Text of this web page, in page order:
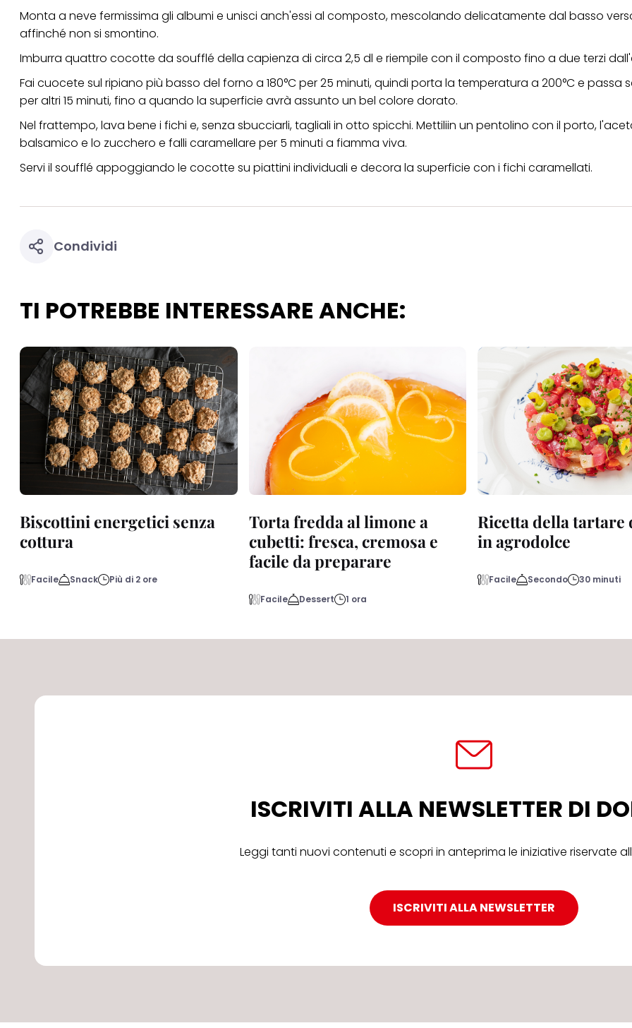
Monta a neve fermissima gli albumi e unisci anch'essi al composto, mescolando delicatamente dal basso
affinché non si smontino.
Imburra quattro cocotte da soufflé della capienza di circa 2,5 dl e riempile con il composto fino a due terzi
Fai cuocete sul ripiano più basso del forno a 180°C per 25 minuti, quindi porta la temperatura a 200°C e passa
per altri 15 minuti, fino a quando la superficie avrà assunto un bel colore dorato.
Nel frattempo, lava bene i fichi e, senza sbucciarli, tagliali in otto spicchi. Mettiliin un pentolino con il porto,
balsamico e lo zucchero e falli caramellare per 5 minuti a fiamma viva.
Servi il soufflé appoggiando le cocotte su piattini individuali e decora la superficie con i fichi caramellati.
Condividi
TI POTREBBE INTERESSARE ANCHE:
Biscottini energetici senza
cottura
Facile Snack Più di 2 ore
Torta fredda al limone a
cubetti: fresca, cremosa e
facile da preparare
Facile Dessert 1 ora
Ricetta della tartare
in agrodolce
Facile Secondo 30 minuti
ISCRIVITI ALLA NEWSLETTER DI
Leggi tanti nuovi contenuti e scopri in anteprima le iniziative riservate
ISCRIVITI ALLA NEWSLETTER